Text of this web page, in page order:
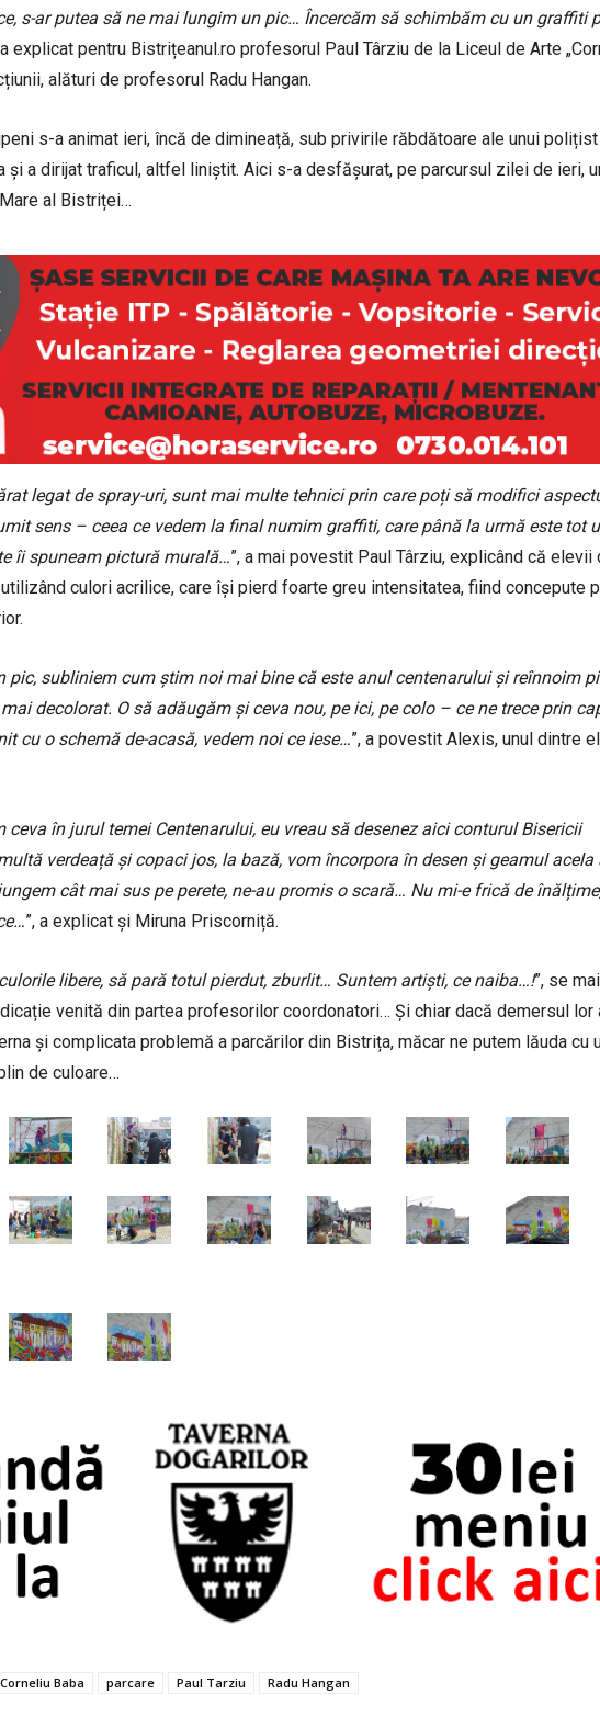
s-ar putea să ne mai lungim un pic… Încercăm să schimbăm cu un graffiti
a explicat pentru Bistrițeanul.ro profesorul Paul Târziu de la Liceul de Arte
alături de profesorul Radu Hangan.
s-a animat ieri, încă de dimineață, sub privirile răbdătoare ale unui
și a dirijat traficul, altfel liniștit. Aici s-a desfășurat, pe parcursul zilei de ieri,
al Bistriței…
legat de spray-uri, sunt mai multe tehnici prin care poți să modifici
sens – ceea ce vedem la final numim graffiti, care până la urmă este tot
îi spuneam pictură murală…”, a mai povestit Paul Târziu, explicând că elevii
utilizând culori acrilice, care își pierd foarte greu intensitatea, fiind concepute
pic, subliniem cum știm noi mai bine că este anul centenarului și reînnoim
decolorat. O să adăugăm și ceva nou, pe ici, pe colo – ce ne trece prin
cu o schemă de-acasă, vedem noi ce iese…”, a povestit Alexis, unul dintre
ceva în jurul temei Centenarului, eu vreau să desenez aici conturul Bisericii
verdeață și copaci jos, la bază, vom încorpora în desen și geamul acela
cât mai sus pe perete, ne-au promis o scară… Nu mi-e frică de
”, a explicat și Miruna Priscorniță.
libere, să pară totul pierdut, zburlit… Suntem artiști, ce naiba…!”, se
venită din partea profesorilor coordonatori… Și chiar dacă demersul
și complicata problemă a parcărilor din Bistrița, măcar ne putem lăuda cu
de culoare…
Baba parcare Paul Tarziu Radu Hangan